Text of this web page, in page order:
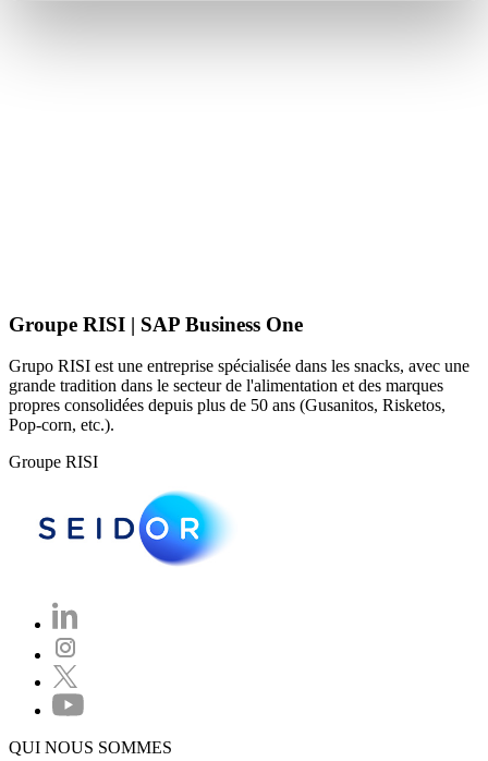
Groupe RISI | SAP Business One
Grupo RISI est une entreprise spécialisée dans les snacks, avec une
grande tradition dans le secteur de l'alimentation et des marques
propres consolidées depuis plus de 50 ans (Gusanitos, Risketos,
Pop-corn, etc.).
Groupe RISI
QUI NOUS SOMMES